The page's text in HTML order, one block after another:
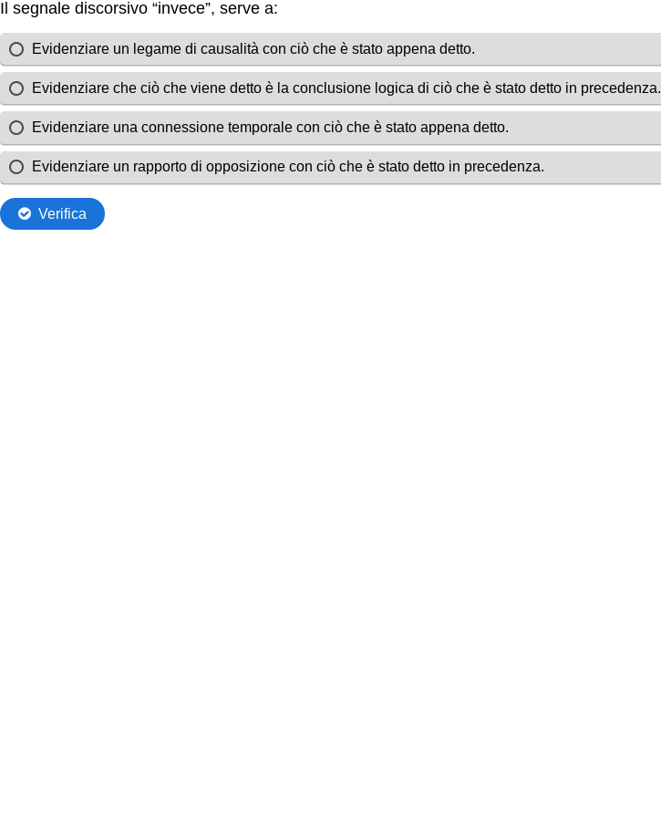
Il segnale discorsivo “invece”, serve a:
Evidenziare un legame di causalità con ciò che è stato appena detto.
Evidenziare che ciò che viene detto è la conclusione logica di ciò che è stato detto in precedenza.
Evidenziare una connessione temporale con ciò che è stato appena detto.
Evidenziare un rapporto di opposizione con ciò che è stato detto in precedenza.
Verifica